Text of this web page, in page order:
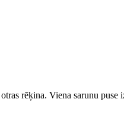
rēķina. Viena sarunu puse